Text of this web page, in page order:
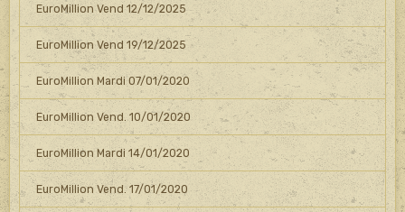
EuroMillion Vend 12/12/2025
EuroMillion Vend 19/12/2025
EuroMillion Mardi 07/01/2020
EuroMillion Vend. 10/01/2020
EuroMillion Mardi 14/01/2020
EuroMillion Vend. 17/01/2020